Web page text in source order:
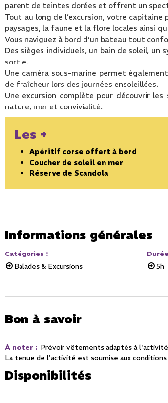
parent de teintes dorées et offrent un
Tout au long de l’excursion, votre
paysages, la faune et la flore locales ainsi
Vous naviguez à bord d’un bateau tout
Des sièges individuels, un bain de soleil,
sortie.
Une caméra sous-marine permet
de fraîcheur lors des journées ensoleillées.
Une excursion complète pour découvrir
nature, mer et convivialité.
Les +
Apéritif corse offert à bord
Coucher de soleil en mer
Réserve de Scandola
Informations générales
Catégories :
Balades & Excursions
Durée
5h
Bon à savoir
À noter : Prévoir vêtements adaptés à
La tenue de l'activité est soumise aux
Disponibilités